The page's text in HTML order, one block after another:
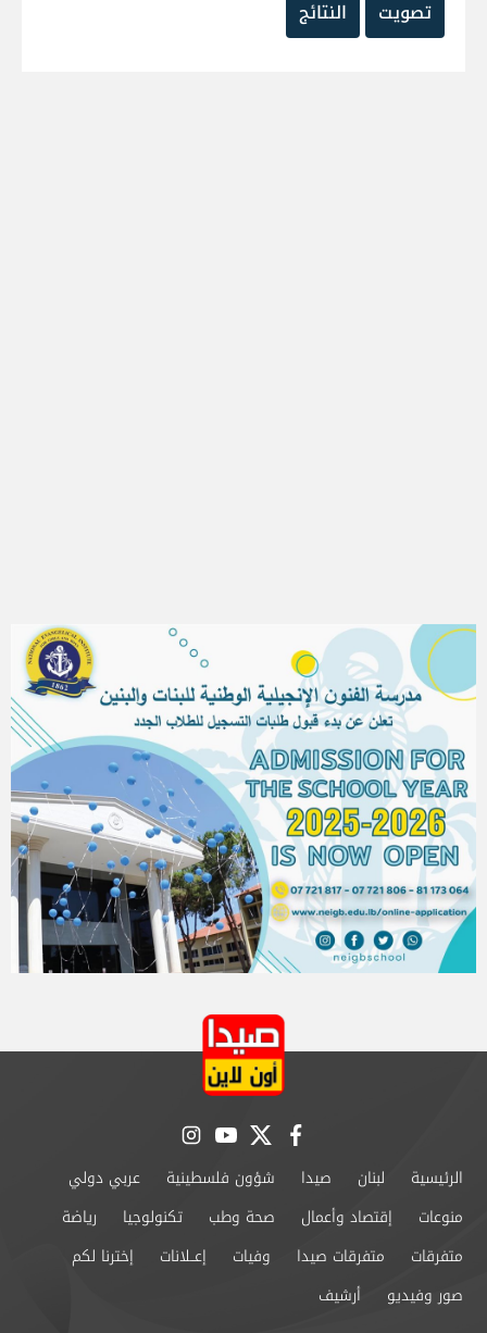
تصويت
النتائج
facebook
twitter
youtube
instagram
الرئيسية لبنان صيدا شؤون فلسطينية
عربي دولي
منوعات
إقتصاد وأعمال صحة وطب تكنولوجيا
رياضة
متفرقات
متفرقات صيدا وفيات إعــلانات
إخترنا لكم
صور وفيديو
أرشيف